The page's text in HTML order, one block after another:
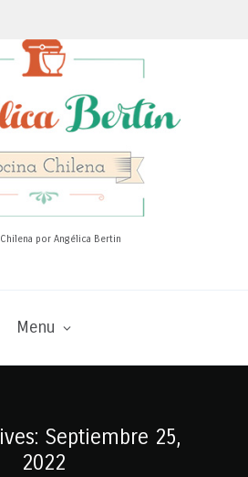
por Angélica Bertin
Menu
Septiembre 25,
2022